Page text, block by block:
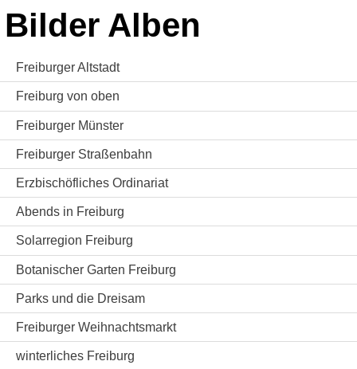
Bilder Alben
Freiburger Altstadt
Freiburg von oben
Freiburger Münster
Freiburger Straßenbahn
Erzbischöfliches Ordinariat
Abends in Freiburg
Solarregion Freiburg
Botanischer Garten Freiburg
Parks und die Dreisam
Freiburger Weihnachtsmarkt
winterliches Freiburg